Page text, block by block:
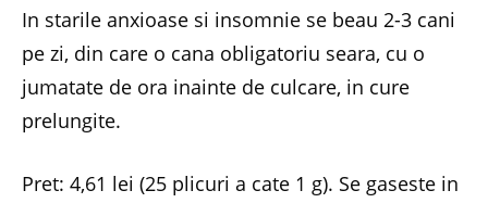
In starile anxioase si insomnie se beau 2-3 cani
pe zi, din care o cana obligatoriu seara, cu o
jumatate de ora inainte de culcare, in cure
prelungite.
Pret: 4,61 lei (25 plicuri a cate 1 g). Se gaseste in